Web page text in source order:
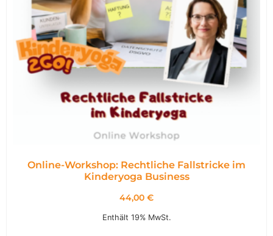
Online-Workshop: Rechtliche Fallstricke im
Kinderyoga Business
44,00 €
Enthält 19% MwSt.